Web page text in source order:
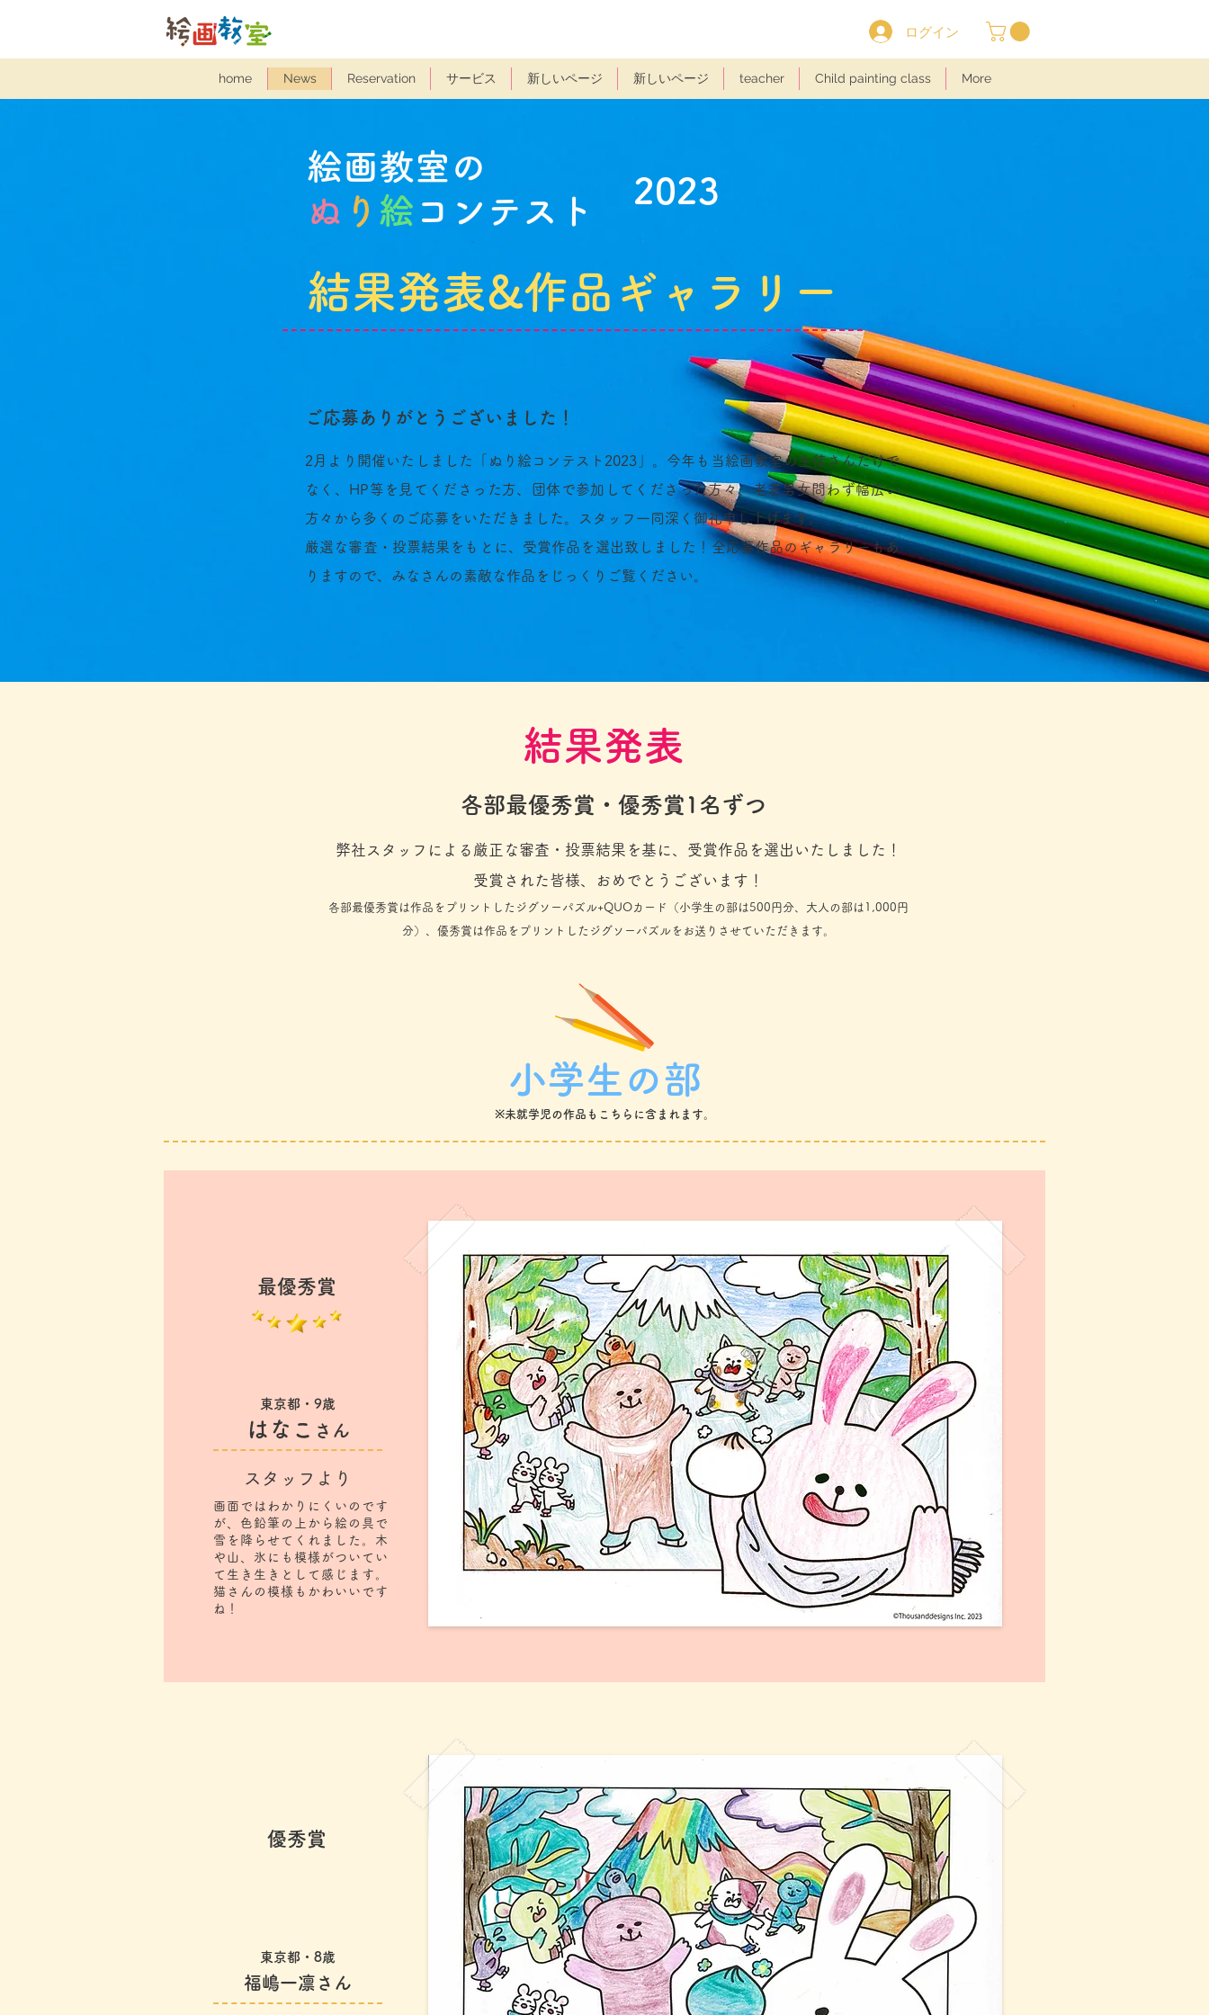
ログイン
home News Reservation サービス 新しいページ 新しいページ teacher Child painting class More
絵画教室の
ぬ り 絵 コンテスト
2023
結果発表&作品ギャラリー
ご応募ありがとうございました！
2月より開催いたしました「ぬり絵コンテスト2023」。今年も当絵画教室の生徒さんだけで
なく、HP等を見てくださった方、団体で参加してくださった方々、老若男女問わず幅広い
方々から多くのご応募をいただきました。スタッフ一同深く御礼申し上げます。
厳選な審査・投票結果をもとに、受賞作品を選出致しました！全応募作品のギャラリーもあ
りますので、みなさんの素敵な作品をじっくりご覧ください。
結果発表
各部最優秀賞・優秀賞1名ずつ
弊社スタッフによる厳正な審査・投票結果を基に、受賞作品を選出いたしました！
​受賞された皆様、おめでとうございます！
各部最優秀賞 は作品をプ リントしたジグソーパズル+QUOカード（小学生の部は500円分、大人の部は1,000円
分）、優秀賞は作品をプ リントしたジグソーパズルをお送りさせていただきます。
小学生の部
※未就学児の作品も こちらに含まれます。
最優秀賞
東京都・9歳
はなこ さん
スタッフより
画面ではわかりにくいのです
が、色鉛筆の上から絵の具で
雪を降らせてくれました。木
や山、氷にも模様がついてい
て生き生きとして感じます。
猫さんの模様もかわいいです
ね！
優秀賞
東京都・8歳
福嶋一凛 さん